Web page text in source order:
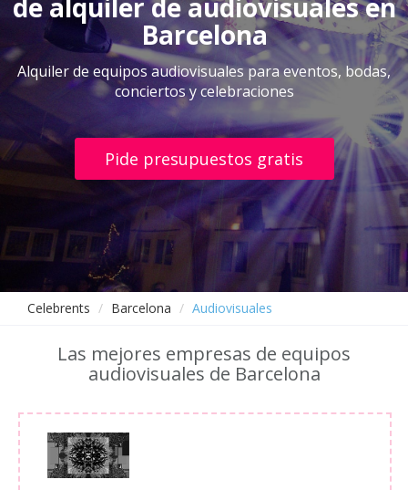
de alquiler de audiovisuales en
Barcelona
Alquiler de equipos audiovisuales para eventos, bodas,
conciertos y celebraciones
Pide presupuestos gratis
Celebrents Barcelona Audiovisuales
Las mejores empresas de equipos
audiovisuales de Barcelona